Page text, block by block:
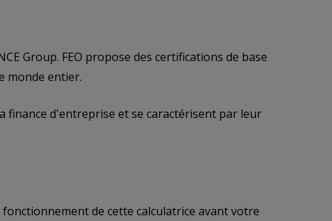
Group. FEO propose des certifications de base
monde entier.
finance d'entreprise et se caractérisent par leur
de cette calculatrice avant votre